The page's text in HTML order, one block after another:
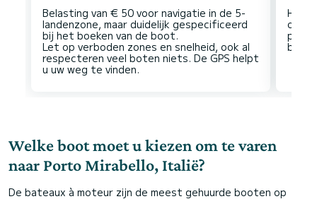
Belasting van € 50 voor navigatie in de 5-
landenzone, maar duidelijk gespecificeerd
bij het boeken van de boot.
Let op verboden zones en snelheid, ook al
respecteren veel boten niets. De GPS helpt
Het
om
Welke boot moet u kiezen om te varen
naar Porto Mirabello, Italië?
De bateaux à moteur zijn de meest gehuurde booten op